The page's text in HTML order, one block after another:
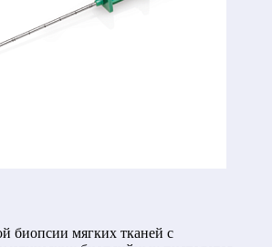
биопсии мягких тканей с